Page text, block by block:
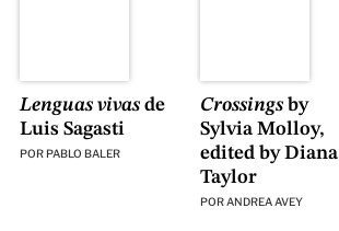
Lenguas vivas de
Luis Sagasti
POR PABLO BALER
Crossings by
Sylvia Molloy,
edited by Diana
Taylor
PORANDREA AVEY